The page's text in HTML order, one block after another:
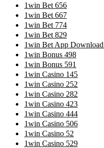
1win Bet 656
1win Bet 667
1win Bet 774
1win Bet 829
1win Bet App
1win Bonus 498
1win Bonus 591
1win Casino 145
1win Casino 252
1win Casino 282
1win Casino 423
1win Casino 444
1win Casino 506
1win Casino 52
1win Casino 529